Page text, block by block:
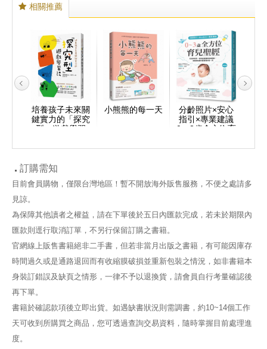
相關推薦
培養孩子未來關
鍵實力的「探究
型」遊戲學習
增！原來學習這
小熊熊的每一天
分齡照片×安心
指引×專業建議
0〜3歲全方位育
發育、副食品製
訂購需知
目前會員購物，僅限台灣地區！暫不開放海外販售服務，不便之處請多
見諒。
為保障其他讀者之權益，請在下單後於五日內匯款完成，若未於期限內
匯款則逕行取消訂單，不另行保留訂購之書籍。
官網線上販售書籍絕非二手書，但若非當月出版之書籍，有可能因庫存
時間過久或是通路退回而有收縮膜破損並重新包裝之情況，如非書籍本
身裝訂錯誤及缺頁之情形，一律不予以退換貨，請會員自行考量確認後
再下單。
書籍於確認款項後立即出貨。如遇缺書狀況則需調書，約10~14個工作
天可收到所購買之商品，您可透過查詢交易資料，隨時掌握目前處理進
度。